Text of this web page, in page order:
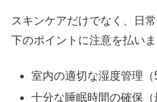
スキンケアだけでなく、日
下のポイントに注意を払いま
室内の適切な湿度管理（
十分な睡眠時間の確保（